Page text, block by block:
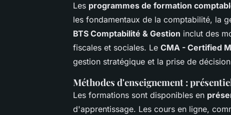
Les programmes de formation
les fondamentaux de la comptabilité, la
BTS Comptabilité & Gestion inclut des
fiscales et sociales. Le CMA - Certified
gestion stratégique et la prise de
Méthodes d'enseignement :
Les formations sont disponibles en
d'apprentissage. Les cours en ligne,